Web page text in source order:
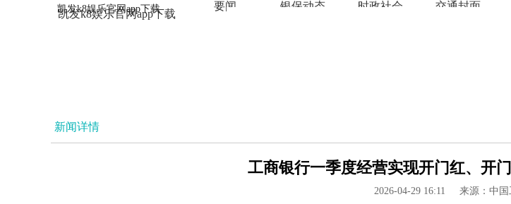
凯发k8娱乐官网app下载
凯发k8娱乐官网app下载
要闻 银保动态 时政社会 交通封面
新闻详情
工商银行一季度经营实现开门红、开
2026-04-29 16:11 来源：中